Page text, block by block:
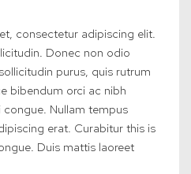
consectetur adipiscing elit.
Donec non odio
purus, quis rutrum
bibendum orci ac nibh
Nullam tempus
erat. Curabitur this is
Duis mattis laoreet